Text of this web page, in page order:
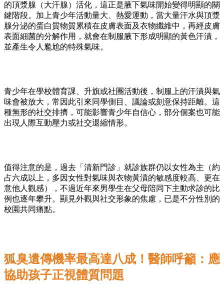
的頂漿腺（大汗腺）活化，這正是腋下氣味開始變得明顯的關
鍵階段。加上青少年活動量大、熱愛運動，當大量汗水與頂漿
腺分泌的蛋白質物質累積在皮膚表面及衣物纖維中，再經皮膚
表面細菌的分解作用，就會在制服腋下形成明顯的黃色汗漬，
並產生令人尷尬的特殊氣味。
青少年在學校體育課、升旗或社團活動後，制服上的汗漬與氣
味會被放大，常因此引來同學側目、議論或刻意保持距離。這
種無形的社交排擠，可能影響青少年自信心，部分個案也可能
出現人際互動壓力或社交退縮情形。
值得注意的是，過去「清新門診」就診族群仍以女性為主（約
占六成以上，多因女性對氣味與衣物黃漬的敏感度較高、更在
意他人觀感），不過近年來男學生在父母陪同下主動求診的比
例也逐年攀升。顯見外觀與社交形象的焦慮，已是不分性別的
校園共同痛點。
狐臭遺傳機率最高達八成！醫師呼籲：應
協助孩子正視體質問題